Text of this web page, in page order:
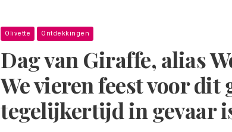
Olivette Ontdekkingen
Dag van Giraffe, alias
We vieren feest voor
tegelijkertijd in gevaar